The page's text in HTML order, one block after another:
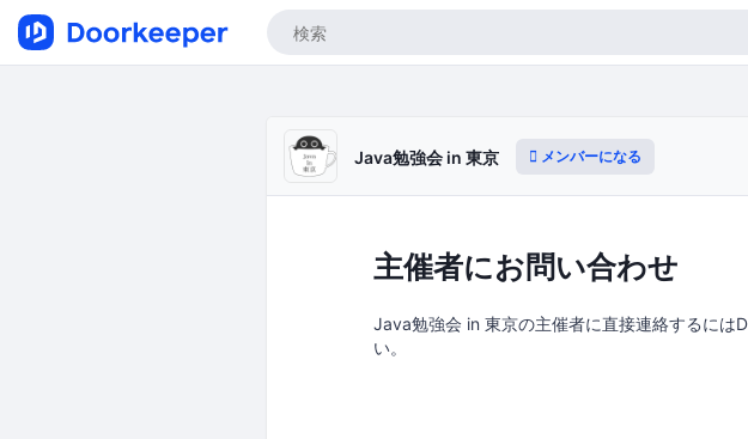
Java勉強会 in 東京 メンバーになる
主催者にお問い合わせ
Java勉強会 in 東京の主催者に直接連絡するには
い。